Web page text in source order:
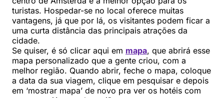
turistas. Hospedar-se no local oferece muitas
vantagens, já que por lá, os visitantes podem ficar a
uma curta distância das principais atrações da
cidade.
Se quiser, é só clicar aqui em mapa, que abrirá esse
mapa personalizado que a gente criou, com a
melhor região. Quando abrir, feche o mapa, coloque
a data da sua viagem, clique em pesquisar e depois
em ‘mostrar mapa’ de novo pra ver os hotéis com